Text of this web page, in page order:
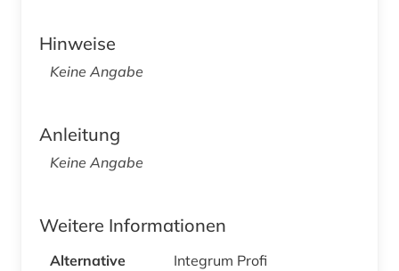
Hinweise
Keine Angabe
Anleitung
Keine Angabe
Weitere Informationen
Alternative
Integrum Profi